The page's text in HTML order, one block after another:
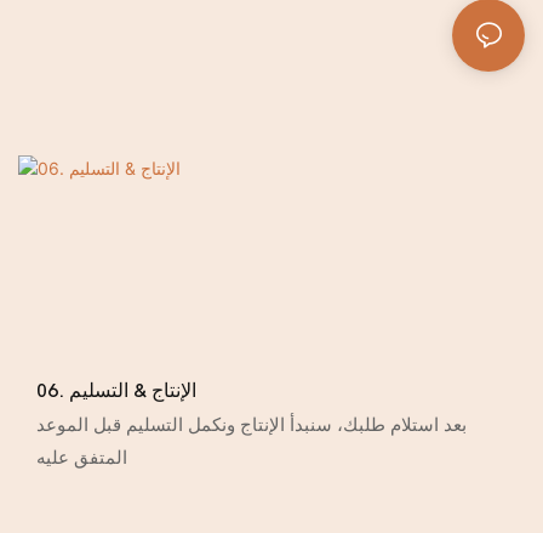
06. الإنتاج & التسليم
بعد استلام طلبك، سنبدأ الإنتاج ونكمل التسليم قبل الموعد
المتفق عليه